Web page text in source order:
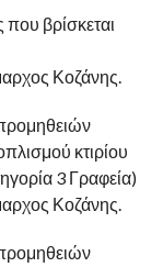
βρίσκεται
Κοζάνης.
κτιρίου
3 Γραφεία)
Κοζάνης.